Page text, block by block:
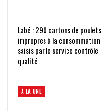
Labé : 290 cartons de poulets
impropres à la consommation
saisis par le service contrôle
qualité
À LA UNE